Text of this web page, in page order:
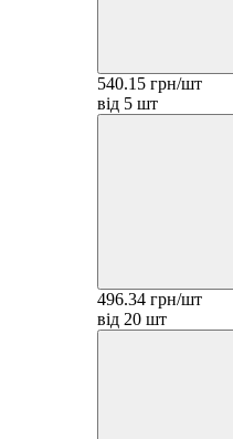
540.15 грн/шт
від 5 шт
496.34 грн/шт
від 20 шт